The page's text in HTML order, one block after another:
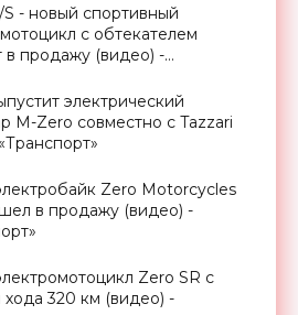
S - новый спортивный
с обтекателем
в продажу (видео) -
электрический
M-Zero совместно с Tazzari
Zero Motorcycles
в продажу (видео) -
Zero SR с
хода 320 км (видео) -